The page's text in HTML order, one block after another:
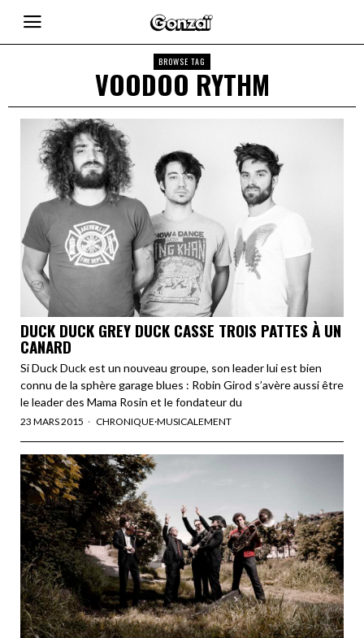
BROWSE TAG
VOODOO RYTHM
DUCK DUCK GREY DUCK CASSE TROIS PATTES À UN
CANARD
Si Duck Duck est un nouveau groupe, son leader lui est bien
connu de la sphère garage blues : Robin Girod s’avère aussi être
le leader des Mama Rosin et le fondateur du
23 MARS 2015 CHRONIQUE·MUSICALEMENT